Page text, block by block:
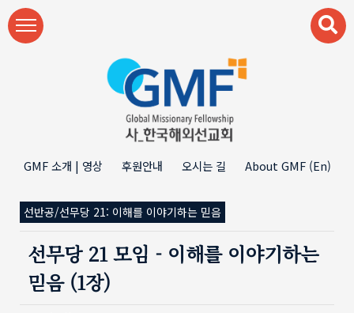
본문 바로가기
GMF 소개 | 영상 후원안내 오시는 길 About GMF (En)
선반공/선무당 21: 이해를 이야기하는 믿음
선무당 21 모임 - 이해를 이야기하는
믿음 (1장)